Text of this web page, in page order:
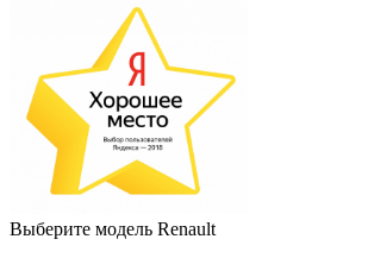
Выберите модель Renault